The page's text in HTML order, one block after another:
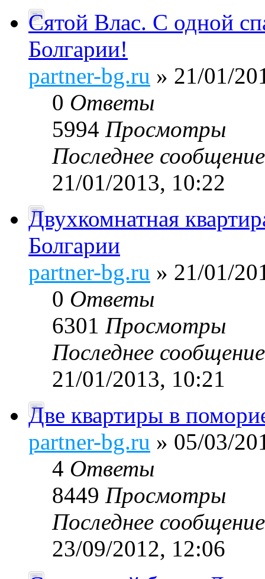
Сятой Влас. С одной
Болгарии!
partner-bg.ru » 21/01/
0 Ответы
5994 Просмотры
Последнее
21/01/2013, 10:22
Двухкомнатная
Болгарии
partner-bg.ru » 21/01/
0 Ответы
6301 Просмотры
Последнее
21/01/2013, 10:21
Две квартиры в
partner-bg.ru » 05/03/
4 Ответы
8449 Просмотры
Последнее
23/09/2012, 12:06